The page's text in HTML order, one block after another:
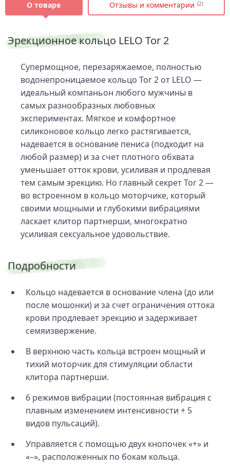
О товаре Отзывы и комментарии (2)
Эрекционное кольцо LELO Tor 2
Супермощное, перезаряжаемое, полностью
водонепроницаемое кольцо Tor 2 от LELO —
идеальный компаньон любого мужчины в
самых разнообразных любовных
экспериментах. Мягкое и комфортное
силиконовое кольцо легко растягивается,
надевается в основание пениса (подходит на
любой размер) и за счет плотного обхвата
уменьшает отток крови, усиливая и продлевая
тем самым эрекцию. Но главный секрет Tor 2 —
во встроенном в кольцо моторчике, который
своими мощными и глубокими вибрациями
ласкает клитор партнерши, многократно
усиливая сексуальное удовольствие.
Подробности
Кольцо надевается в основание члена (до или
после мошонки) и за счет ограничения оттока
крови продлевает эрекцию и задерживает
семяизвержение.
В верхнюю часть кольца встроен мощный и
тихий моторчик для стимуляции области
клитора партнерши.
6 режимов вибрации (постоянная вибрация с
плавным изменением интенсивности + 5
видов пульсаций).
Управляется с помощью двух кнопочек «+» и
«–», расположенных по бокам кольца.